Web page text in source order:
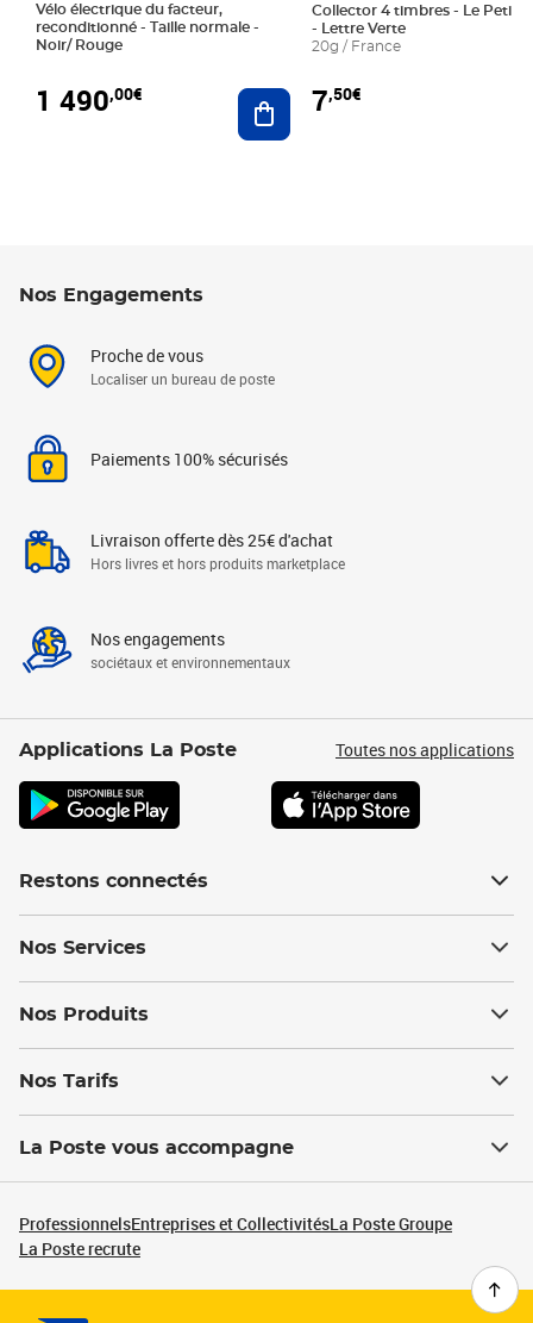
Vélo électrique du facteur,
reconditionné - Taille normale -
Noir/ Rouge
1 490,00€ Ajouter au panier
Collector 4 timbres - Le Petit
- Lettre Verte
20g / France
7,50€
Nos Engagements
Proche de vous
Localiser un bureau de poste
Paiements 100% sécurisés
Livraison offerte dès 25€ d'achat
Hors livres et hors produits marketplace
Nos engagements
sociétaux et environnementaux
Applications La Poste Toutes nos applications
Restons connectés
Nos Services
Nos Produits
Nos Tarifs
La Poste vous accompagne
ProfessionnelsEntreprises et CollectivitésLa Poste Groupe
La Poste recrute